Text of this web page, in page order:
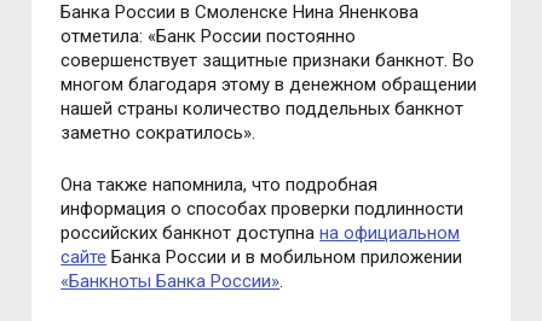
Банка России в Смоленске Нина Яненкова
отметила: «Банк России постоянно
совершенствует защитные признаки банкнот. Во
многом благодаря этому в денежном обращении
нашей страны количество поддельных банкнот
заметно сократилось».
Она также напомнила, что подробная
информация о способах проверки подлинности
российских банкнот доступнана официальном
сайте Банка России и в мобильном приложении
«Банкноты Банка России».